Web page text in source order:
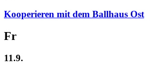
Kooperieren mit dem Ballhaus Ost
Fr
11.9.